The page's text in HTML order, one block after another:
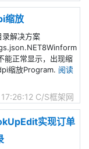
缩放
解决方案
能正常显示，出现缩
缩放Program. 阅读
C/S框架网
实现订单